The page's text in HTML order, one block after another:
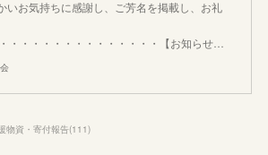
いお気持ちに感謝し、ご芳名を掲載し、お礼
・・・・・・・・・・・・・・【お知らせ…
物資・寄付報告(111)